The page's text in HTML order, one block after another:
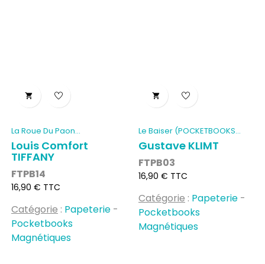

La Roue Du Paon...
Louis Comfort
TIFFANY
FTPB14
Prix
16,90 € TTC
Catégorie : Papeterie -
Pocketbooks
Magnétiques

Le Baiser (POCKETBOOKS...
Gustave KLIMT
FTPB03
Prix
16,90 € TTC
Catégorie : Papeterie -
Pocketbooks
Magnétiques